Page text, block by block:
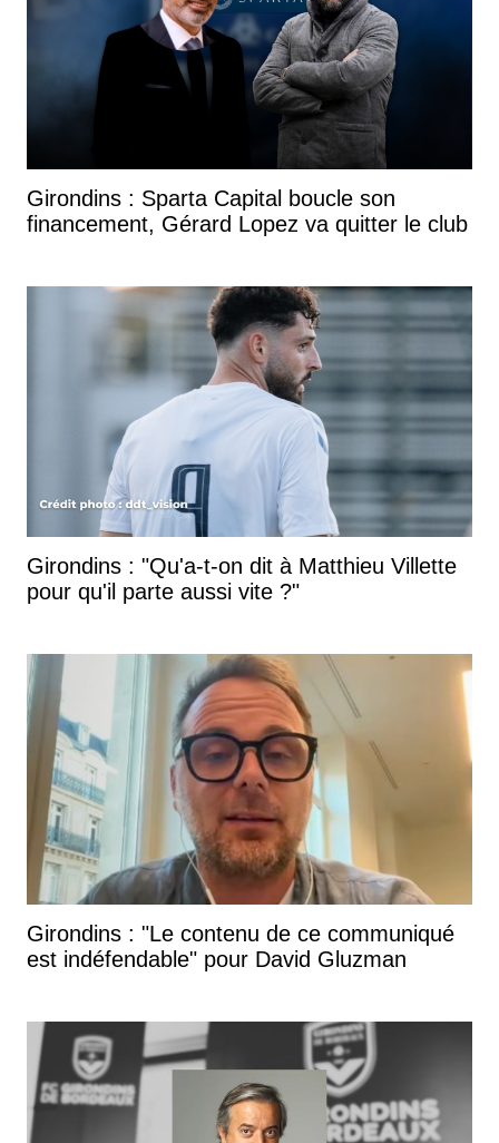
Girondins : Sparta Capital boucle son
financement, Gérard Lopez va quitter le club
Girondins : "Qu'a-t-on dit à Matthieu Villette
pour qu'il parte aussi vite ?"
Girondins : "Le contenu de ce communiqué
est indéfendable" pour David Gluzman